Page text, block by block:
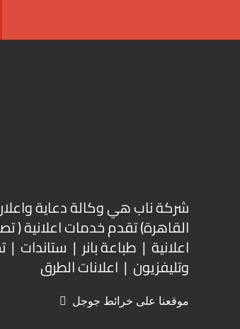
شركة ناب هي وكالة دعاية
القاهرة) تقدم خدمات
اعلانية | طباعة بانر | ستاندات |
وتليفزيون | اعلانات الطرق
موقعنا على خرائط جوجل